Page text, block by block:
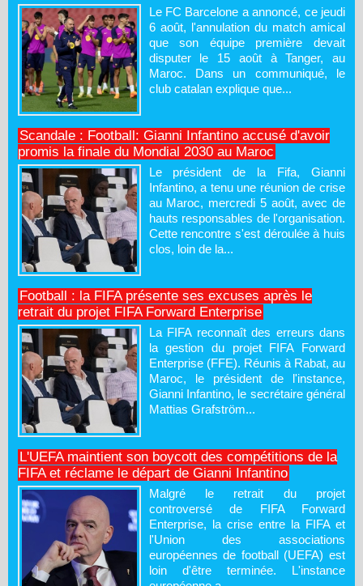
Le FC Barcelone a annoncé, ce jeudi
6 août, l'annulation du match amical
que son équipe première devait
disputer le 15 août à Tanger, au
Maroc. Dans un communiqué, le
club catalan explique que...
Scandale : Football: Gianni Infantino accusé d'avoir
promis la finale du Mondial 2030 au Maroc
Le président de la Fifa, Gianni
Infantino, a tenu une réunion de crise
au Maroc, mercredi 5 août, avec de
hauts responsables de l'organisation.
Cette rencontre s'est déroulée à huis
clos, loin de la...
Football : la FIFA présente ses excuses après le
retrait du projet FIFA Forward Enterprise
La FIFA reconnaît des erreurs dans
la gestion du projet FIFA Forward
Enterprise (FFE). Réunis à Rabat, au
Maroc, le président de l'instance,
Gianni Infantino, le secrétaire général
Mattias Grafström...
L'UEFA maintient son boycott des compétitions de la
FIFA et réclame le départ de Gianni Infantino
Malgré le retrait du projet
controversé de FIFA Forward
Enterprise, la crise entre la FIFA et
l'Union des associations
européennes de football (UEFA) est
loin d'être terminée. L'instance